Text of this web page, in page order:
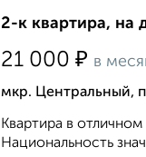
2-к квартира, на
21 000 ₽ в
мкр. Центральный,
Квартира в
Национальность